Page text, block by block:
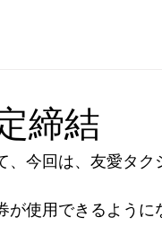
締結
今回は、友愛タク
使用できるように